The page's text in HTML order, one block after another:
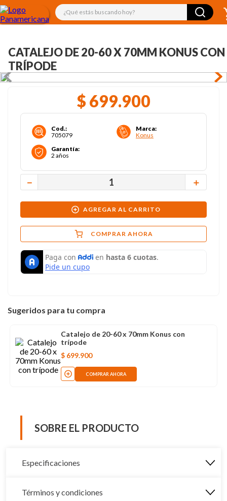
¿Qué estás buscando hoy?
CATALEJO DE 20-60 X 70MM KONUS CON
TRÍPODE
$ 699.900
Cod.:
705079
Marca:
Konus
Garantía:
2 años
＋
－
AGREGAR AL CARRITO
COMPRAR AHORA
Sugeridos para tu compra
Catalejo de 20-60 x 70mm Konus con
trípode
$ 699.900
COMPRAR AHORA
SOBRE EL PRODUCTO
Especificaciones
Términos y condiciones